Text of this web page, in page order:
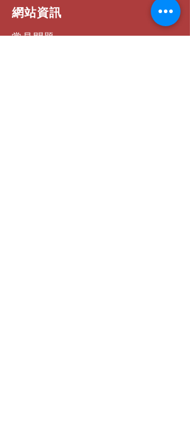
condensing)
- Storage & transport condition -
Temp: –20 to +60°C, Rel. humidity
​網站資訊
常見問題